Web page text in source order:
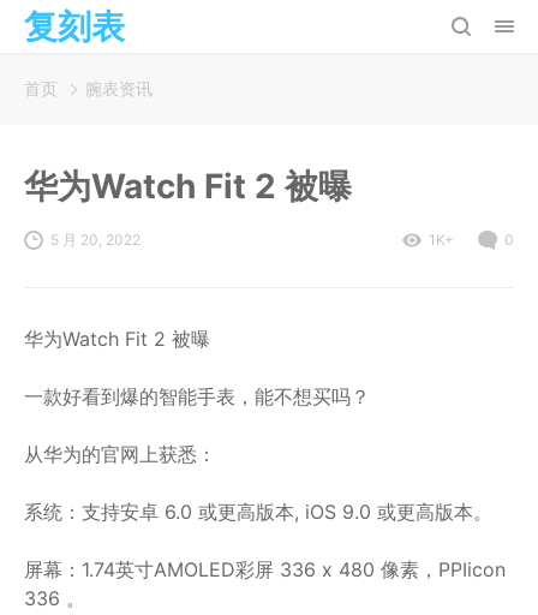
复刻表
首页 腕表资讯
华为Watch Fit 2 被曝
5 月 20, 2022 1K+ 0
华为Watch Fit 2 被曝
一款好看到爆的智能手表，能不想买吗？
从华为的官网上获悉：
系统：支持安卓 6.0 或更高版本, iOS 9.0 或更高版本。
屏幕：1.74英寸AMOLED彩屏 336 x 480 像素，PPIicon
336 。